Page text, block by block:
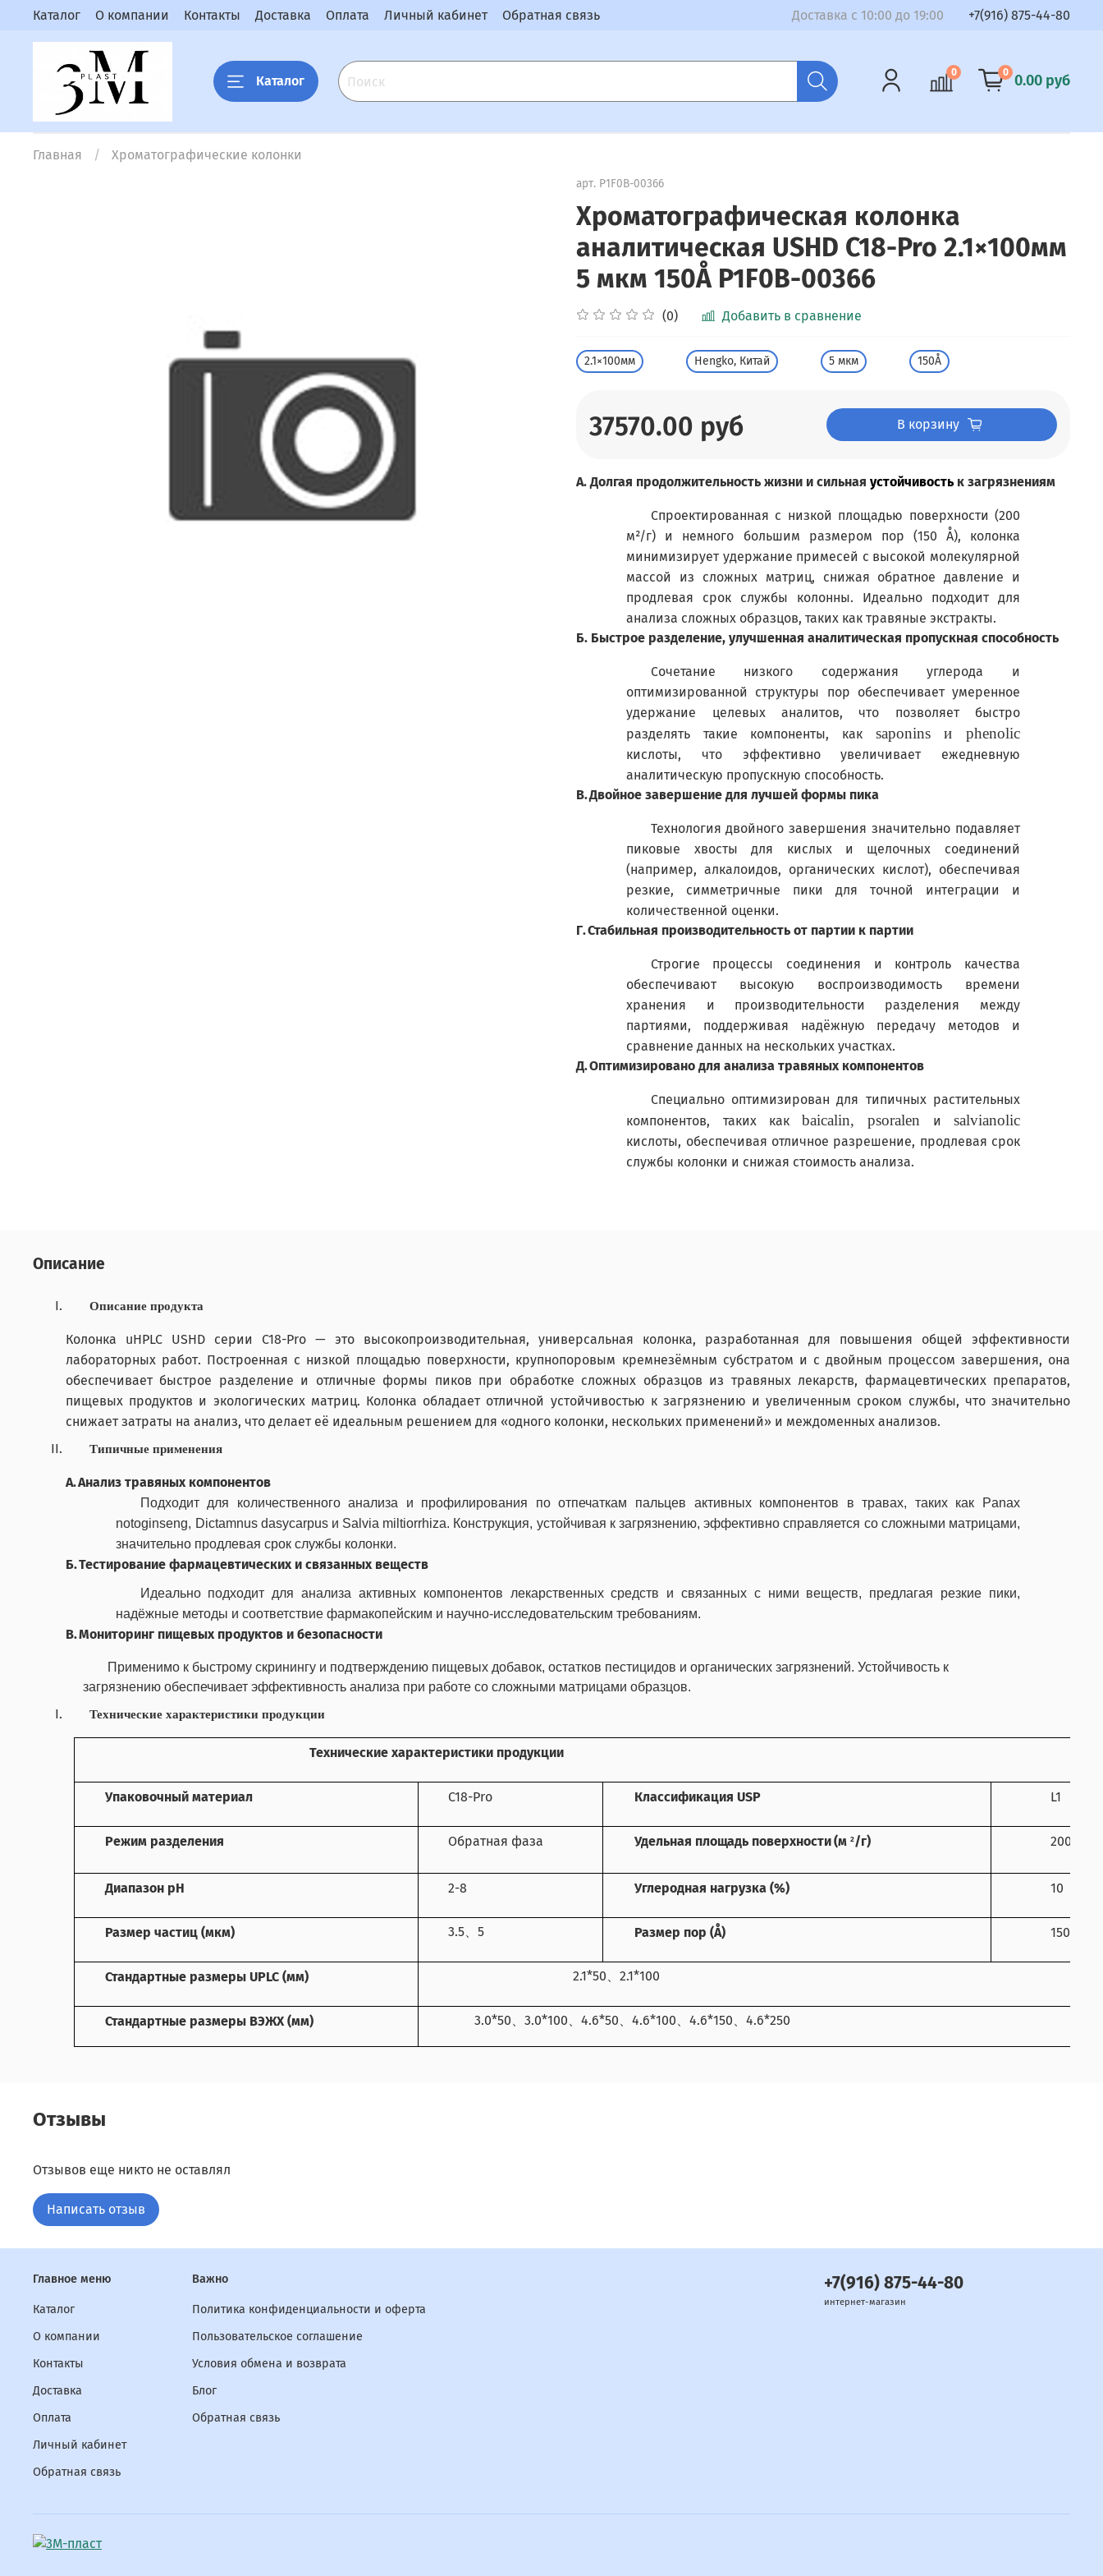
Каталог О компании Контакты Доставка Оплата Личный кабинет Обратная связь Доставка с 10:00 до 19:00 +7(916) 875-44-80
Каталог
0 0 0.00 руб
Главная Хроматографические колонки
арт. P1F0B-00366
Хроматографическая колонка
аналитическая USHD C18-Pro 2.1×100мм
5 мкм 150Å P1F0B-00366
(0) Добавить в сравнение
2.1×100мм Hengko, Китай 5 мкм 150Å
37570.00 руб В корзину
А. Долгая продолжительность жизни и сильная устойчивостьк загрязнениям
Спроектированная с низкой площадью поверхности (200
м²/г) и немного большим размером пор (150 Å), колонка
минимизирует удержание примесей с высокой молекулярной
массой из сложных матриц, снижая обратное давление и
продлевая срок службы колонны. Идеально подходит для
анализа сложных образцов, таких как травяные экстракты.
Б. Быстрое разделение, улучшенная аналитическая пропускная способность
Сочетание низкого содержания углерода и
оптимизированной структуры пор обеспечивает умеренное
удержание целевых аналитов, что позволяет быстро
разделять такие компоненты, как saponins и phenolic
кислоты, что эффективно увеличивает ежедневную
аналитическую пропускную способность.
В.Двойное завершение для лучшей формы пика
Технология двойного завершения значительно подавляет
пиковые хвосты для кислых и щелочных соединений
(например, алкалоидов, органических кислот), обеспечивая
резкие, симметричные пики для точной интеграции и
количественной оценки.
Г.Стабильная производительность от партии к партии
Строгие процессы соединения и контроль качества
обеспечивают высокую воспроизводимость времени
хранения и производительности разделения между
партиями, поддерживая надёжную передачу методов и
сравнение данных на нескольких участках.
Д.Оптимизировано для анализа травяных компонентов
Специально оптимизирован для типичных растительных
компонентов, таких какbaicalin, psoralen и salvianolic
кислоты, обеспечивая отличное разрешение, продлевая срок
службы колонки и снижая стоимость анализа.
Описание
Описание продукта
Колонка uHPLC USHD серии C18-Pro — это высокопроизводительная, универсальная колонка, разработанная для повышения общей эффективности
лабораторных работ. Построенная с низкой площадью поверхности, крупнопоровым кремнезёмным субстратом и с двойным процессом завершения, она
обеспечивает быстрое разделение и отличные формы пиков при обработке сложных образцов из травяных лекарств, фармацевтических препаратов,
пищевых продуктов и экологических матриц. Колонка обладает отличной устойчивостью к загрязнению и увеличенным сроком службы, что значительно
снижает затраты на анализ, что делает её идеальным решением для «одного колонки, нескольких применений» и междоменных анализов.
Типичные применения
А.Анализ травяных компонентов
Подходит для количественного анализа и профилирования по отпечаткам пальцев активных компонентов в травах, таких как
Panax
notoginseng, Dictamnus dasycarpusи Salvia miltiorrhiza. Конструкция, устойчивая к загрязнению, эффективно справляется со сложными матрицами,
значительно продлевая срок службы колонки.
Б.Тестирование фармацевтических и связанных веществ
Идеально подходит для анализа активных компонентов лекарственных средств и связанных с ними веществ, предлагая резкие пики,
надёжные методы и соответствие фармакопейским и научно-исследовательским требованиям.
В.Мониторинг пищевых продуктов и безопасности
Применимо к быстрому скринингу и подтверждению пищевых добавок, остатков пестицидов и органических загрязнений. Устойчивость к
загрязнению обеспечивает эффективность анализа при работе со сложными матрицами образцов.
Технические характеристики продукции
Технические характеристики продукции
Упаковочный материал C18-Pro Классификация USP L1
Режим разделения Обратная фаза Удельная площадь поверхности (м2/г) 200
Диапазон pH 2-8 Углеродная нагрузка (%) 10
Размер частиц (мкм) 3.5 、5 Размер пор (Å) 150
Стандартные размеры UPLC (мм) 2.1*50 2.1*100
Стандартные размеры ВЭЖХ (мм) 3.0*50 、3.0*100 、4.6*50、4.6*100 、4.6*150 、4.6*250
Отзывы
Отзывов еще никто не оставлял
Написать отзыв
Главное меню
Каталог
О компании
Контакты
Доставка
Оплата
Личный кабинет
Обратная связь
Важно
Политика конфиденциальности и оферта
Пользовательское соглашение
Условия обмена и возврата
Блог
Обратная связь
+7(916) 875-44-80
интернет-магазин